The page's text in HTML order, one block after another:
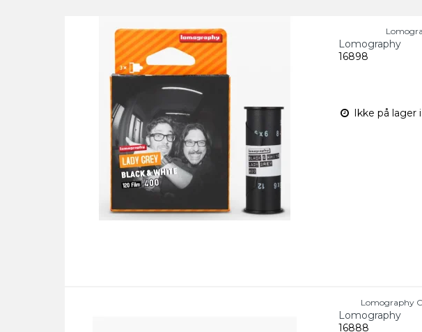
Lomography
16898
Ikke på lager
Lomography
Lomography
16888